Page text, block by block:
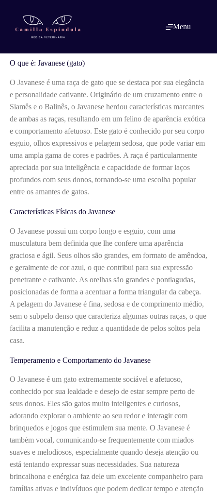
conteúdo
Menu
O que é: Javanese (gato)
O que é: Javanese (gato)
O Javanese é uma raça de gato que se destaca por sua elegância
e personalidade cativante. Originário de um cruzamento entre o
Siamês e o Balinês, o Javanese herdou características marcantes
de ambas as raças, resultando em um felino de aparência exótica
e comportamento afetuoso. Este gato é conhecido por seu corpo
esguio, olhos expressivos e pelagem sedosa, que pode variar em
uma ampla gama de cores e padrões. A raça é particularmente
apreciada por sua inteligência e capacidade de formar laços
profundos com seus donos, tornando-se uma escolha popular
entre os amantes de gatos.
Características Físicas do Javanese
O Javanese possui um corpo longo e esguio, com uma
musculatura bem definida que lhe confere uma aparência
graciosa e ágil. Seus olhos são grandes, em formato de amêndoa,
e geralmente de cor azul, o que contribui para sua expressão
penetrante e cativante. As orelhas são grandes e pontiagudas,
posicionadas de forma a acentuar a forma triangular da cabeça.
A pelagem do Javanese é fina, sedosa e de comprimento médio,
sem o subpelo denso que caracteriza algumas outras raças, o que
facilita a manutenção e reduz a quantidade de pelos soltos pela
casa.
Temperamento e Comportamento do Javanese
O Javanese é um gato extremamente sociável e afetuoso,
conhecido por sua lealdade e desejo de estar sempre perto de
seus donos. Eles são gatos muito inteligentes e curiosos,
adorando explorar o ambiente ao seu redor e interagir com
brinquedos e jogos que estimulem sua mente. O Javanese é
também vocal, comunicando-se frequentemente com miados
suaves e melodiosos, especialmente quando deseja atenção ou
está tentando expressar suas necessidades. Sua natureza
brincalhona e enérgica faz dele um excelente companheiro para
famílias ativas e indivíduos que podem dedicar tempo e atenção